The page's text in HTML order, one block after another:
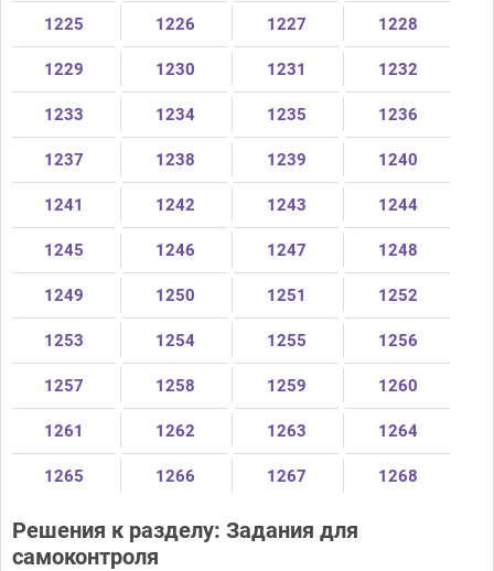
1225 1226 1227 1228
1229 1230 1231 1232
1233 1234 1235 1236
1237 1238 1239 1240
1241 1242 1243 1244
1245 1246 1247 1248
1249 1250 1251 1252
1253 1254 1255 1256
1257 1258 1259 1260
1261 1262 1263 1264
1265 1266 1267 1268
Решения к разделу: Задания для
самоконтроля